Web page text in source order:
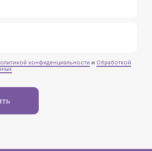
конфиденциальности и Обработкой